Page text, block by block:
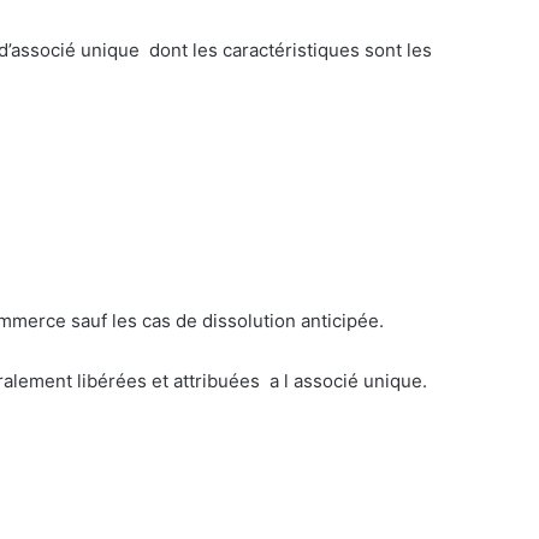
unique dont les caractéristiques sont les
sauf les cas de dissolution anticipée.
libérées et attribuées a l associé unique.